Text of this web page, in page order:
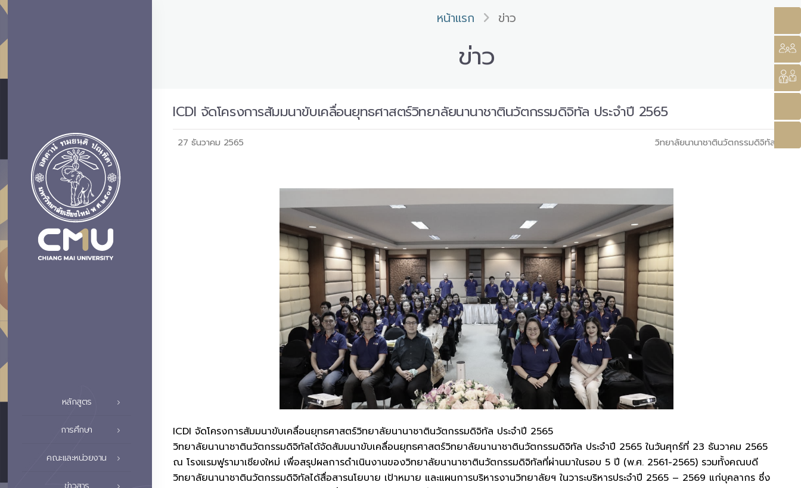
หลักสูตร
การศึกษา
คณะและหน่วยงาน
หน้าแรก ข่าว
ข่าว
ICDI จัดโครงการสัมมนาขับเคลื่อนยุทธศาสตร์วิทยาลัยนานาชาตินวัตกรรมดิจิทัล ประจำปี 2565
27 ธันวาคม 2565 วิทยาลัยนานาชาตินวัตกรรมดิจิทัล
ICDI จัดโครงการสัมมนาขับเคลื่อนยุทธศาสตร์วิทยาลัยนานาชาตินวัตกรรมดิจิทัล ประจำปี 2565
วิทยาลัยนานาชาตินวัตกรรมดิจิทัลได้จัดสัมมนาขับเคลื่อนยุทธศาสตร์วิทยาลัยนานาชาตินวัตกรรมดิจิทัล ประจำปี 2565 ในวันศุกร์ที่ 23 ธันวาคม 2565
ณ โรงแรมฟูรามาเชียงใหม่ เพื่อสรุปผลการดำเนินงานของวิทยาลัยนานาชาตินวัตกรรมดิจิทัลที่ผ่านมาในรอบ 5 ปี (พ.ศ. 2561-2565) รวมทั้งคณบดี
วิทยาลัยนานาชาตินวัตกรรมดิจิทัลได้สื่อสารนโยบาย เป้าหมาย และแผนการบริหารงานวิทยาลัยฯ ในวาระบริหารประจำปี 2565 – 2569 แก่บุคลากร ซึ่ง